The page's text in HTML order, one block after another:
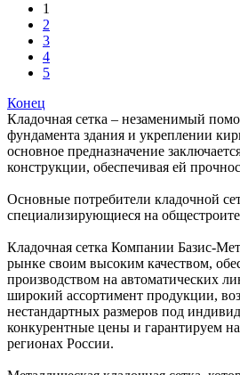
1
2
3
4
5
Конец
Кладочная сетка – незаменимый
фундамента здания и укреплении
основное предназначение
конструкции, обеспечивая ей
Основные потребители кладочной
специализирующиеся на
Кладочная сетка Компании Базис-
рынке своим высоким качеством,
производством на автоматических
широкий ассортимент продукции,
нестандартных размеров под
конкурентные цены и гарантируем
регионах России.